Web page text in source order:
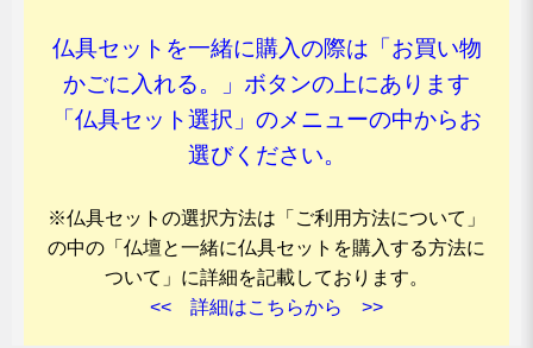
仏具セットを一緒に購入の際は「お買い物
かごに入れる。」ボタンの上にあります
「仏具セット選択」のメニューの中からお
選びください。
※仏具セットの選択方法は「ご利用方法について」
の中の「仏壇と一緒に仏具セットを購入する方法に
ついて」に詳細を記載しております。
<< 詳細はこちらから >>